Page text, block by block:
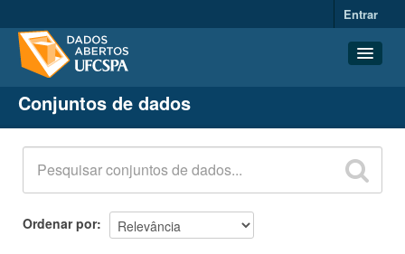
Entrar
Conjuntos de dados
Organizações
Grupos
Sobre
Conjuntos de dados
Ordenar por